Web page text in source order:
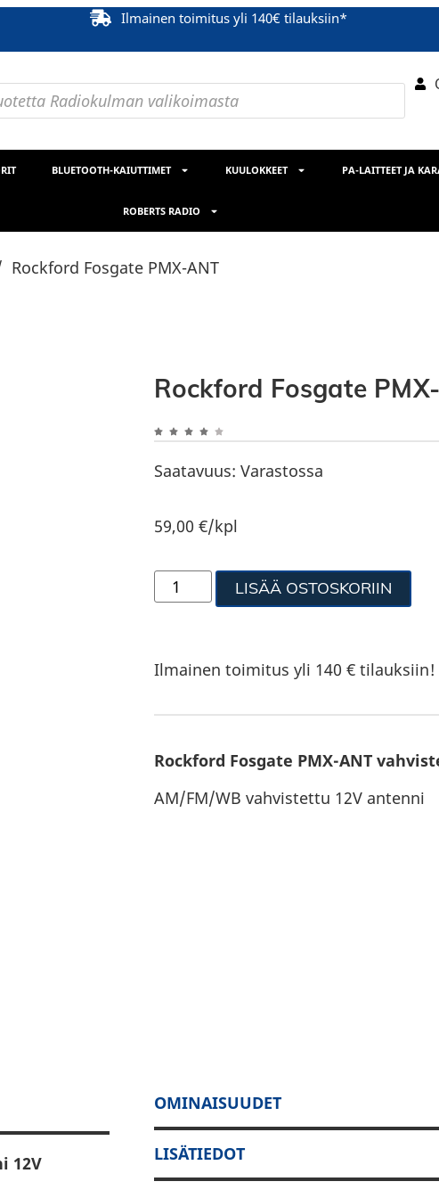
Ilmainen toimitus yli 140€ tilauksiin*
BLUETOOTH-KAIUTTIMET KUULOKKEET PA-LAITTEET JA
ROBERTS RADIO
Rockford Fosgate PMX-ANT
Rockford Fosgate
Saatavuus: Varastossa
59,00 €/kpl
LISÄÄ OSTOSKORIIN
Ilmainen toimitus yli 140 € tilauksiin!
Rockford Fosgate PMX-ANT
AM/FM/WB vahvistettu 12V antenni
12V
OMINAISUUDET
LISÄTIEDOT